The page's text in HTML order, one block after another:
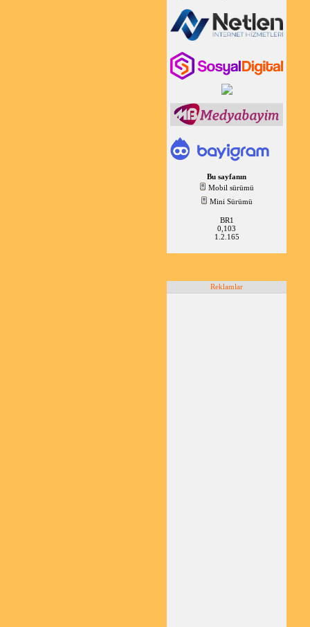
Bu sayfanın
Mobil sürümü
Mini Sürümü
BR1
0,103
1.2.165
Reklamlar